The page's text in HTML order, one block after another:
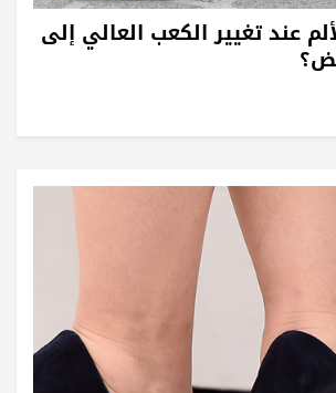
عند تغيير الكعب العالي إلى